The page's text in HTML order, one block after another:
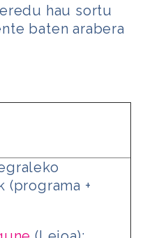
hau sortu
baten arabera
(programa +